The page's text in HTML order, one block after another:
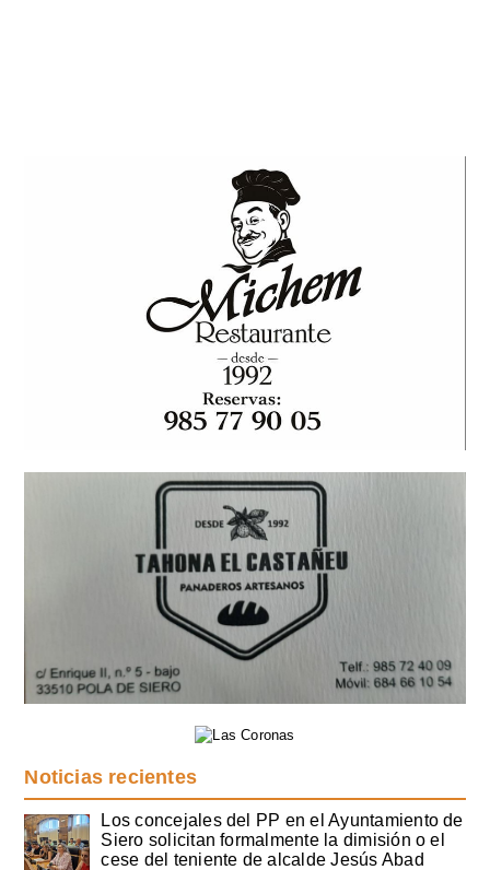
Noticias recientes
Los concejales del PP en el Ayuntamiento de
Siero solicitan formalmente la dimisión o el
cese del teniente de alcalde Jesús Abad